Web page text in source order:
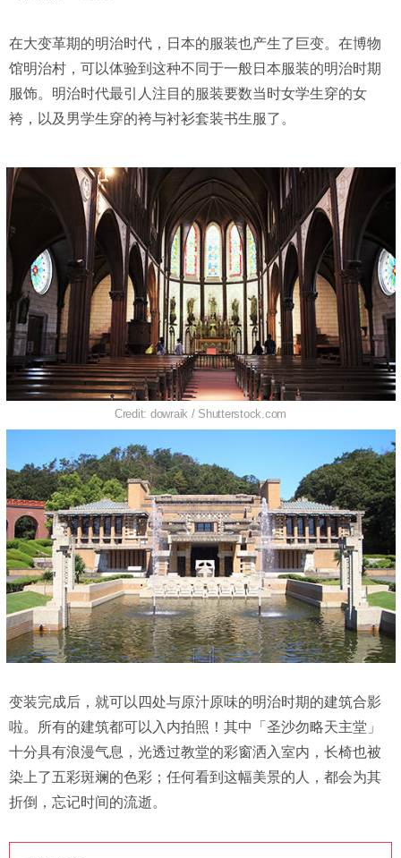
在大变革期的明治时代，日本的服装也产生了巨变。在博物
馆明治村，可以体验到这种不同于一般日本服装的明治时期
服饰。明治时代最引人注目的服装要数当时女学生穿的女
袴，以及男学生穿的袴与衬衫套装书生服了。
Credit: dowraik / Shutterstock.com
变装完成后，就可以四处与原汁原味的明治时期的建筑合影
啦。所有的建筑都可以入内拍照！其中「圣沙勿略天主堂」
十分具有浪漫气息，光透过教堂的彩窗洒入室内，长椅也被
染上了五彩斑斓的色彩；任何看到这幅美景的人，都会为其
折倒，忘记时间的流逝。